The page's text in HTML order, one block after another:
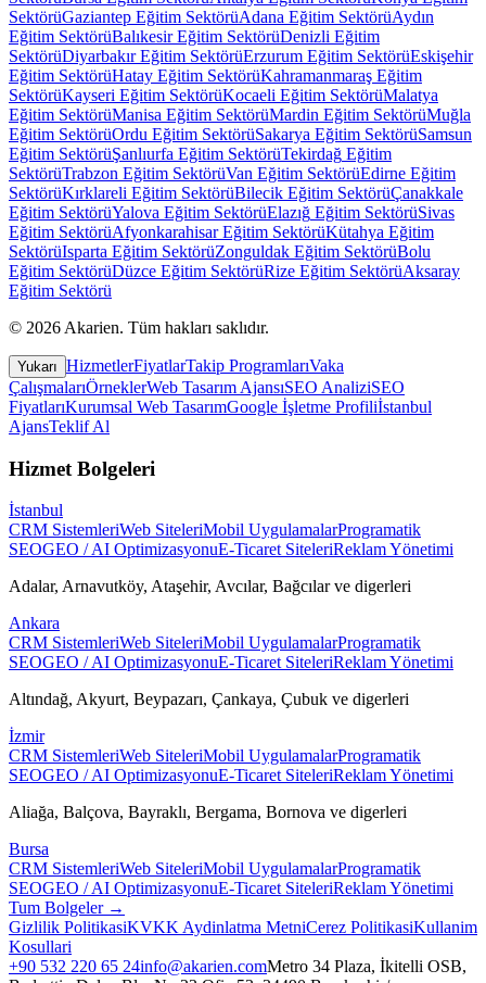
SektörüGaziantep Eğitim SektörüAdana Eğitim SektörüAydın
Eğitim SektörüBalıkesir Eğitim SektörüDenizli Eğitim
SektörüDiyarbakır Eğitim SektörüErzurum Eğitim SektörüEskişehir
Eğitim SektörüHatay Eğitim SektörüKahramanmaraş Eğitim
SektörüKayseri Eğitim SektörüKocaeli Eğitim SektörüMalatya
Eğitim SektörüManisa Eğitim SektörüMardin Eğitim SektörüMuğla
Eğitim SektörüOrdu Eğitim SektörüSakarya Eğitim SektörüSamsun
Eğitim SektörüŞanlıurfa Eğitim SektörüTekirdağ Eğitim
SektörüTrabzon Eğitim SektörüVan Eğitim SektörüEdirne Eğitim
SektörüKırklareli Eğitim SektörüBilecik Eğitim SektörüÇanakkale
Eğitim SektörüYalova Eğitim SektörüElazığ Eğitim SektörüSivas
Eğitim SektörüAfyonkarahisar Eğitim SektörüKütahya Eğitim
SektörüIsparta Eğitim SektörüZonguldak Eğitim SektörüBolu
Eğitim SektörüDüzce Eğitim SektörüRize Eğitim SektörüAksaray
Eğitim Sektörü
© 2026 Akarien. Tüm hakları saklıdır.
Yukarı HizmetlerFiyatlarTakip ProgramlarıVaka
ÇalışmalarıÖrneklerWeb Tasarım AjansıSEO AnaliziSEO
FiyatlarıKurumsal Web TasarımGoogle İşletme Profiliİstanbul
AjansTeklif Al
Hizmet Bolgeleri
İstanbul
CRM SistemleriWeb SiteleriMobil UygulamalarProgramatik
SEOGEO / AI OptimizasyonuE-Ticaret SiteleriReklam Yönetimi
Adalar, Arnavutköy, Ataşehir, Avcılar, Bağcılarve digerleri
Ankara
CRM SistemleriWeb SiteleriMobil UygulamalarProgramatik
SEOGEO / AI OptimizasyonuE-Ticaret SiteleriReklam Yönetimi
Altındağ, Akyurt, Beypazarı, Çankaya, Çubuk ve digerleri
İzmir
CRM SistemleriWeb SiteleriMobil UygulamalarProgramatik
SEOGEO / AI OptimizasyonuE-Ticaret SiteleriReklam Yönetimi
Aliağa, Balçova, Bayraklı, Bergama, Bornova ve digerleri
Bursa
CRM SistemleriWeb SiteleriMobil UygulamalarProgramatik
SEOGEO / AI OptimizasyonuE-Ticaret SiteleriReklam Yönetimi
Tum Bolgeler →
Gizlilik PolitikasiKVKK Aydinlatma MetniCerez PolitikasiKullanim
Kosullari
+90 532 220 65 24info@akarien.comMetro 34 Plaza, İkitelli OSB,